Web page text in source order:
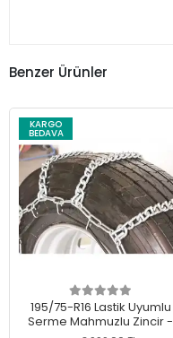
Benzer Ürünler
KARGO
BEDAVA
195/75-R16 Lastik Uyumlu
Serme Mahmuzlu Zincir -